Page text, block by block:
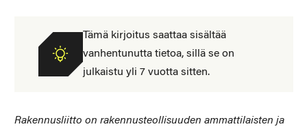
Tämä kirjoitus saattaa sisältää
vanhentunutta tietoa, sillä se on
julkaistu yli 7 vuotta sitten.
Rakennusliitto on rakennusteollisuuden ammattilaisten ja